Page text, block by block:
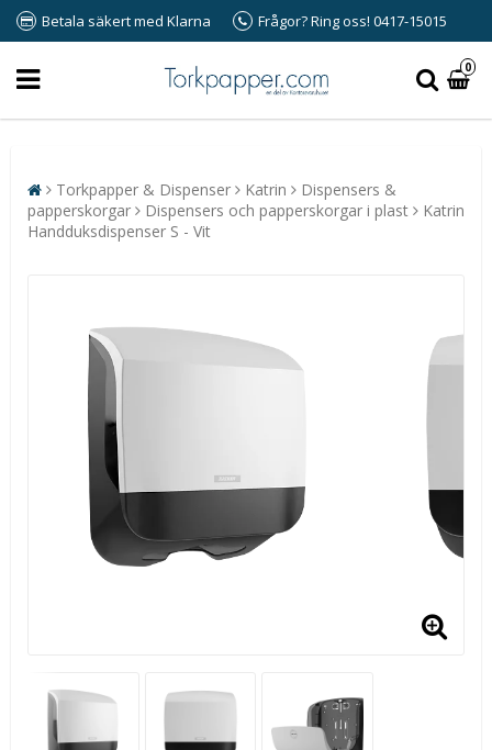
Betala säkert med Klarna Frågor? Ring oss! 0417-15015
0
Torkpapper & Dispenser Katrin
Dispensers &
papperskorgar
Dispensers och papperskorgar i plast
Katrin
Handduksdispenser S - Vit